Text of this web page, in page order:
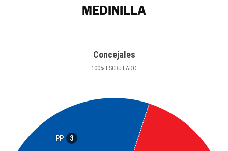
MEDINILLA
Concejales
100% ESCRUTADO
PP 3